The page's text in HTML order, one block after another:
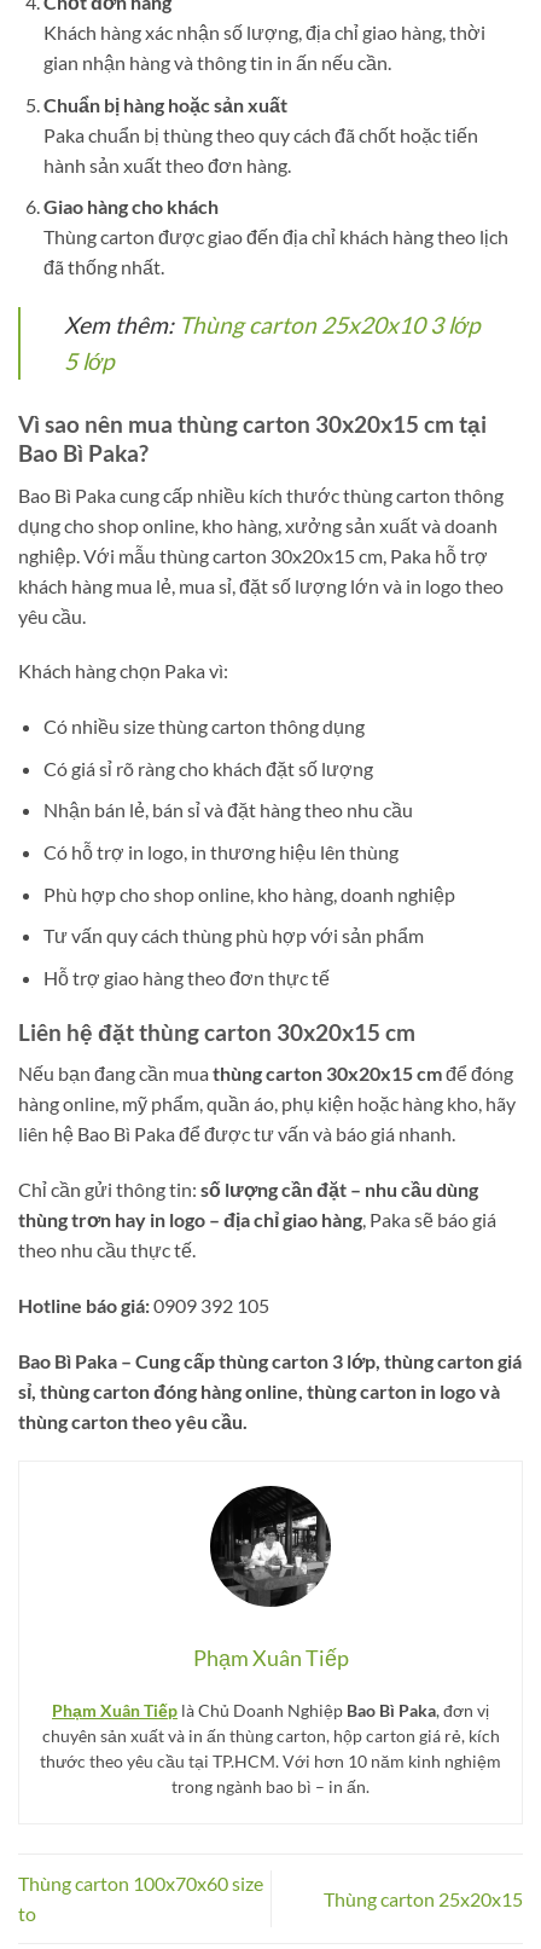
Khách hàng xác nhận số lượng, địa chỉ giao hàng, thời
gian nhận hàng và thông tin in ấn nếu cần.
Chuẩn bị hàng hoặc sản xuất
Paka chuẩn bị thùng theo quy cách đã chốt hoặc tiến
hành sản xuất theo đơn hàng.
Giao hàng cho khách
Thùng carton được giao đến địa chỉ khách hàng theo lịch
đã thống nhất.
Xem thêm: Thùng carton 25x20x10 3 lớp
5 lớp
Vì sao nên mua thùng carton 30x20x15 cm tại
Bao Bì Paka?
Bao Bì Paka cung cấp nhiều kích thước thùng carton thông
dụng cho shop online, kho hàng, xưởng sản xuất và doanh
nghiệp. Với mẫu thùng carton 30x20x15 cm, Paka hỗ trợ
khách hàng mua lẻ, mua sỉ, đặt số lượng lớn và in logo theo
yêu cầu.
Khách hàng chọn Paka vì:
Có nhiều size thùng carton thông dụng
Có giá sỉ rõ ràng cho khách đặt số lượng
Nhận bán lẻ, bán sỉ và đặt hàng theo nhu cầu
Có hỗ trợ in logo, in thương hiệu lên thùng
Phù hợp cho shop online, kho hàng, doanh nghiệp
Tư vấn quy cách thùng phù hợp với sản phẩm
Hỗ trợ giao hàng theo đơn thực tế
Liên hệ đặt thùng carton 30x20x15 cm
Nếu bạn đang cần mua thùng carton 30x20x15 cmđể đóng
hàng online, mỹ phẩm, quần áo, phụ kiện hoặc hàng kho, hãy
liên hệ Bao Bì Paka để được tư vấn và báo giá nhanh.
Chỉ cần gửi thông tin: số lượng cần đặt – nhu cầu dùng
thùng trơn hay in logo – địa chỉ giao hàng, Paka sẽ báo giá
theo nhu cầu thực tế.
Hotline báo giá:0909 392 105
Bao Bì Paka – Cung cấp thùng carton 3 lớp, thùng carton giá
sỉ, thùng carton đóng hàng online, thùng carton in logo và
thùng carton theo yêu cầu.
Phạm Xuân Tiếp
Phạm Xuân Tiếp là Chủ Doanh Nghiệp Bao Bì Paka, đơn vị
chuyên sản xuất và in ấn thùng carton, hộp carton giá rẻ, kích
thước theo yêu cầu tại TP.HCM. Với hơn 10 năm kinh nghiệm
trong ngành bao bì – in ấn.
Thùng carton 100x70x60 size
to
Thùng carton 25x20x15